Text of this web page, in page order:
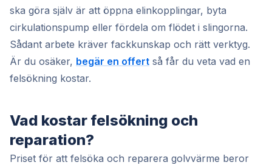
ska göra själv är att öppna elinkopplingar, byta
cirkulationspump eller fördela om flödet i slingorna.
Sådant arbete kräver fackkunskap och rätt verktyg.
Är du osäker, begär en offert så får du veta vad en
felsökning kostar.
Vad kostar felsökning och
reparation?
Priset för att felsöka och reparera golvvärme beror